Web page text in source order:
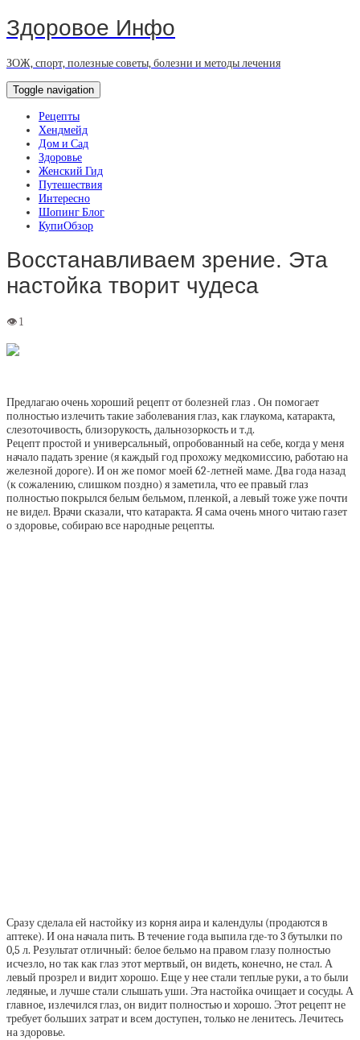
Здоровое Инфо
ЗОЖ, спорт, полезные советы, болезни и методы лечения
Toggle navigation
Рецепты
Хендмейд
Дом и Сад
Здоровье
Женский Гид
Путешествия
Интересно
Шопинг Блог
КупиОбзор
Восстанавливаем зрение. Эта
настойка творит чудеса
Предлагаю очень хороший рецепт от болезней глаз . Он помогает
полностью излечить такие заболевания глаз, как глаукома, катаракта,
слезоточивость, близорукость, дальнозоркость и т.д.
Рецепт простой и универсальный, опробованный на себе, когда у меня
начало падать зрение (я каждый год прохожу медкомиссию, работаю на
железной дороге). И он же помог моей 62-летней маме. Два года назад
(к сожалению, слишком поздно) я заметила, что ее правый глаз
полностью покрылся белым бельмом, пленкой, а левый тоже уже почти
не видел. Врачи сказали, что катаракта. Я сама очень много читаю газет
о здоровье, собираю все народные рецепты.
Сразу сделала ей настойку из корня аира и календулы (продаются в
аптеке). И она начала пить. В течение года выпила где-то 3 бутылки по
0,5 л. Результат отличный: белое бельмо на правом глазу полностью
исчезло, но так как глаз этот мертвый, он видеть, конечно, не стал. А
левый прозрел и видит хорошо. Еще у нее стали теплые руки, а то были
ледяные, и лучше стали слышать уши. Эта настойка очищает и сосуды. А
главное, излечился глаз, он видит полностью и хорошо. Этот рецепт не
требует больших затрат и всем доступен, только не ленитесь. Лечитесь
на здоровье.